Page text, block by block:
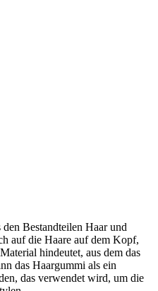
Bestandteilen Haar und
auf die Haare auf dem Kopf,
hindeutet, aus dem das
das Haargummi als ein
das verwendet wird, um die